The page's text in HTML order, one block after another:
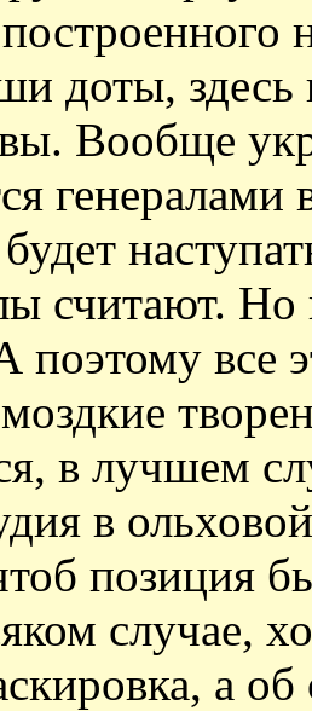
доты, здесь
Вообще
генералами
считают.
поэтому все
в лучшем
в
позиция
случае,
а